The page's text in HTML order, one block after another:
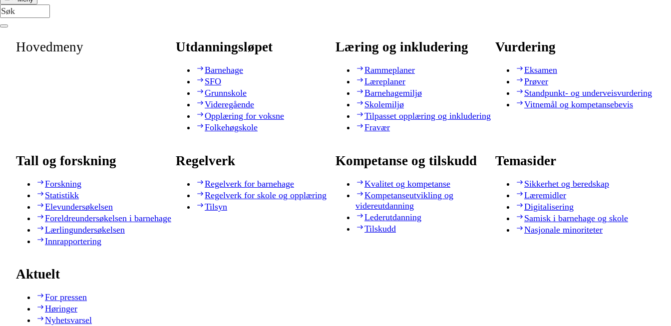
Hovedmeny Utdanningsløpet
Barnehage
SFO
Grunnskole
Videregående
Opplæring for voksne
Folkehøgskole
Læring og inkludering
Rammeplaner
Læreplaner
Barnehagemiljø
Skolemiljø
Tilpasset opplæring og inkludering
Fravær
Vurdering
Eksamen
Prøver
Standpunkt- og underveisvurdering
Vitnemål og kompetansebevis
Tall og forskning
Forskning
Statistikk
Elevundersøkelsen
Foreldreundersøkelsen i barnehage
Lærlingundersøkelsen
Innrapportering
Regelverk
Regelverk for barnehage
Regelverk for skole og opplæring
Tilsyn
Kompetanse og tilskudd
Kvalitet og kompetanse
Kompetanseutvikling og
videreutdanning
Lederutdanning
Tilskudd
Temasider
Sikkerhet og beredskap
Læremidler
Digitalisering
Samisk i barnehage og skole
Nasjonale minoriteter
Aktuelt
For pressen
Høringer
Nyhetsvarsel